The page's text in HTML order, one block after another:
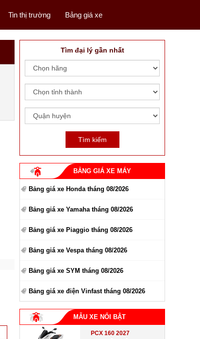
Tin thị trường Bảng giá xe
Tìm đại lý gần nhất
BẢNG GIÁ XE MÁY
Bảng giá xe Honda tháng 08/2026
Bảng giá xe Yamaha tháng 08/2026
Bảng giá xe Piaggio tháng 08/2026
Bảng giá xe Vespa tháng 08/2026
Bảng giá xe SYM tháng 08/2026
Bảng giá xe điện Vinfast tháng 08/2026
MẪU XE NỔI BẬT
PCX 160 2027